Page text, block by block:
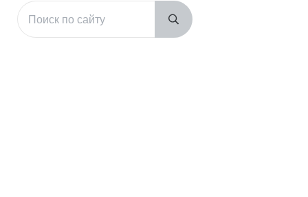
Sidebar
Submit search